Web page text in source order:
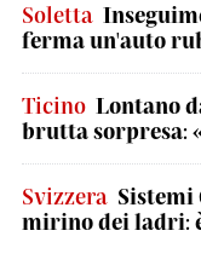
Soletta
ferma un'auto
Ticino Lontano
brutta sorpresa:
Svizzera
mirino dei ladri: